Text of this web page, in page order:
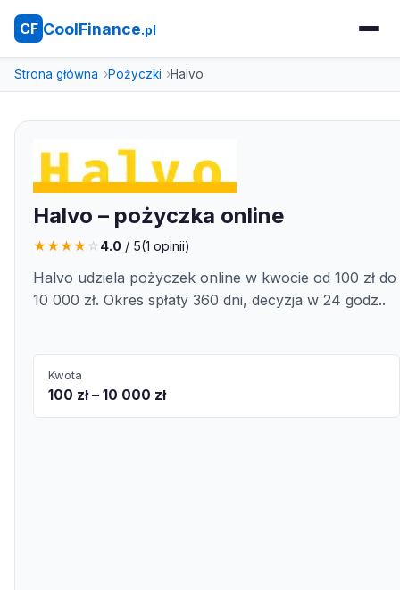
CF CoolFinance.pl
Strona główna Pożyczki Halvo
Halvo – pożyczka online
★★★★☆4.0 / 5(1 opinii)
Halvo udziela pożyczek online w kwocie od 100 zł do
10 000 zł. Okres spłaty 360 dni, decyzja w 24 godz..
Kwota
100 zł – 10 000 zł